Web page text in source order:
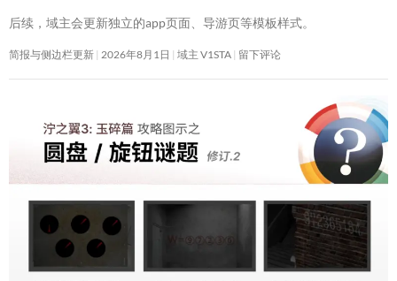
后续，域主会更新独立的app页面、导游页等模板样式。
简报与侧边栏更新 2026年8月1日 域主 V1STA 留下评论